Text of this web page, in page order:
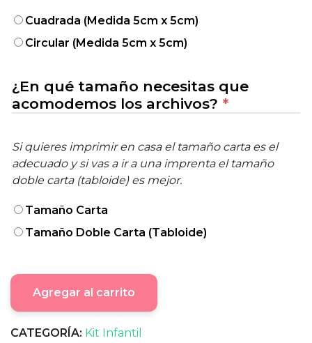
Cuadrada (Medida 5cm x 5cm)
Circular (Medida 5cm x 5cm)
¿En qué tamaño necesitas que
acomodemos los archivos? *
Si quieres imprimir en casa el tamaño carta es el
adecuado y si vas a ir a una imprenta el tamaño
doble carta (tabloide) es mejor.
Tamaño Carta
Tamaño Doble Carta (Tabloide)
Agregar al carrito
CATEGORÍA: Kit Infantil